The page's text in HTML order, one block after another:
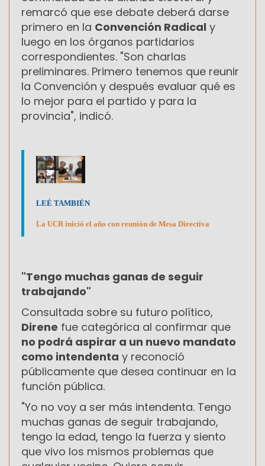
remarcó que ese debate deberá darse
primero en la Convención Radical y
luego en los órganos partidarios
correspondientes. "Son charlas
preliminares. Primero tenemos que reunir
la Convención y después evaluar qué es
lo mejor para el partido y para la
provincia", indicó.
LEÉ TAMBIÉN
La UCR inició el año con reunión de Mesa Directiva
"Tengo muchas ganas de seguir
trabajando"
Consultada sobre su futuro político,
Direne fue categórica al confirmar que
no podrá aspirar a un nuevo mandato
como intendenta y reconoció
públicamente que desea continuar en la
función pública.
"Yo no voy a ser más intendenta. Tengo
muchas ganas de seguir trabajando,
tengo la edad, tengo la fuerza y siento
que vivo los mismos problemas que